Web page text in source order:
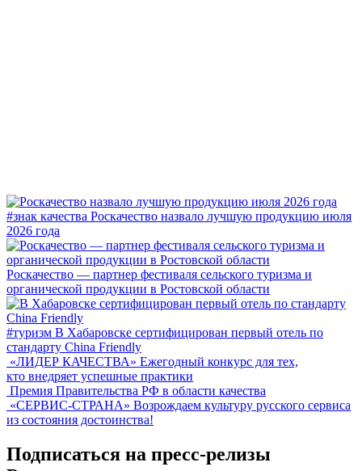
#знак качества Роскачество назвало лучшую продукцию июля
2026 года
Роскачество — партнер фестиваля сельского туризма и
органической продукции в Ростовской области
#туризм В Хабаровске сертифицирован первый отель по
стандарту China Friendly
«ЛИДЕР КАЧЕСТВА» Ежегодный конкурс для тех,
кто внедряет успешные практики
Премия Правительства РФ в области качества
«СЕРВИС-СТРАНА» Возрождаем культуру русского сервиса
из состояния достоинства!
Подписаться на пресс-релизы